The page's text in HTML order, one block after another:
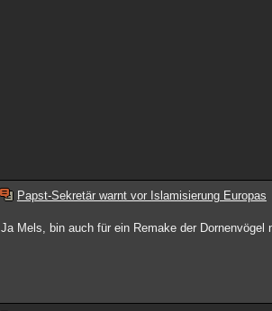
Papst-Sekretär warnt vor Islamisierung Europas
Ja Mels, bin auch für ein Remake der Dornenvögel